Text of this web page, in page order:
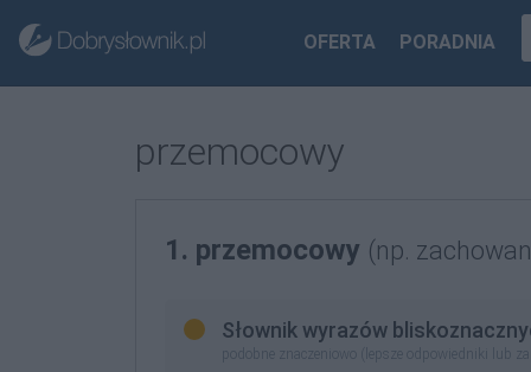
OFERTA PORADNIA
przemocowy
1. przemocowy (np.
Słownik wyrazów
podobne znaczeniowo (lepsze odpowiedniki lub